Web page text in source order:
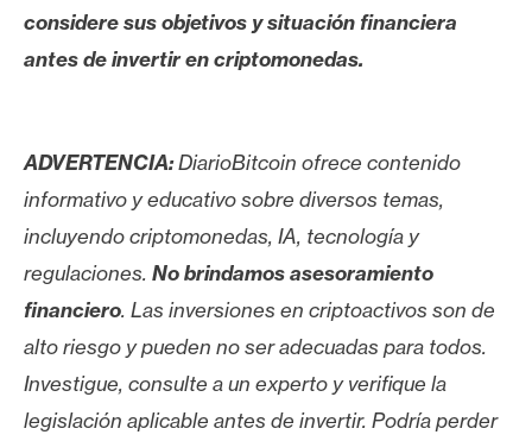
considere sus objetivos y situación financiera
antes de invertir en criptomonedas.
ADVERTENCIA:DiarioBitcoin ofrece contenido
informativo y educativo sobre diversos temas,
incluyendo criptomonedas, IA, tecnología y
regulaciones. No brindamos asesoramiento
financiero. Las inversiones en criptoactivos son de
alto riesgo y pueden no ser adecuadas para todos.
Investigue, consulte a un experto y verifique la
legislación aplicable antes de invertir. Podría perder